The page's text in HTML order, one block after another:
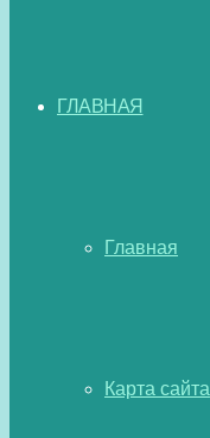
ГЛАВНАЯ
Главная
Карта сайта